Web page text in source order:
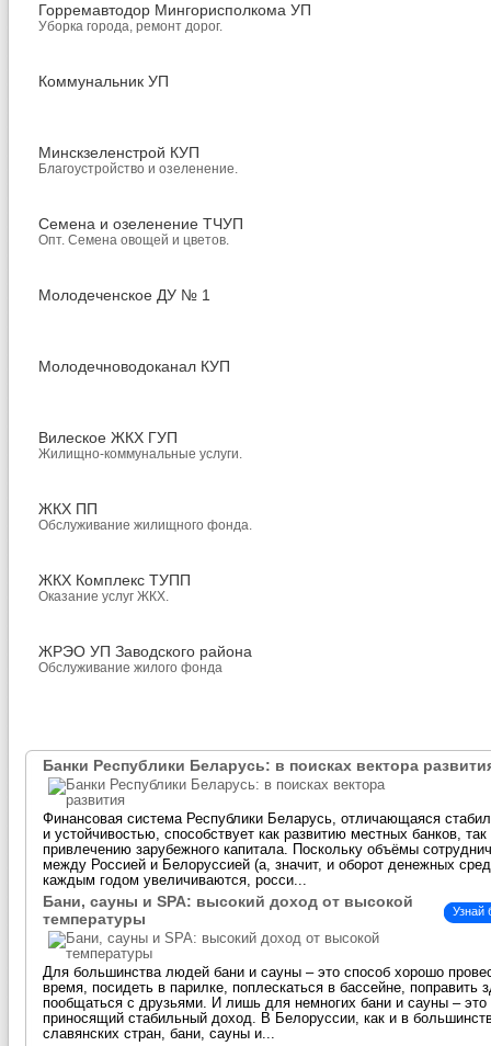
Горремавтодор Мингорисполкома УП
Уборка города, ремонт дорог.
Коммунальник УП
Минскзеленстрой КУП
Благоустройство и озеленение.
Семена и озеленение ТЧУП
Опт. Семена овощей и цветов.
Молодеченское ДУ № 1
Молодечноводоканал КУП
Вилеское ЖКХ ГУП
Жилищно-коммунальные услуги.
ЖКХ ПП
Обслуживание жилищного фонда.
ЖКХ Комплекс ТУПП
Оказание услуг ЖКХ.
ЖРЭО УП Заводского района
Обслуживание жилого фонда
Банки Республики Беларусь: в поисках вектора
Финансовая система Республики Беларусь, отличающаяся
и устойчивостью, способствует как развитию местных банков, так
привлечению зарубежного капитала. Поскольку объёмы
между Россией и Белоруссией (а, значит, и оборот денежных
каждым годом увеличиваются, росси...
Узнай
Бани, сауны и SPA: высокий доход от высокой
температуры
Для большинства людей бани и сауны – это способ хорошо
время, посидеть в парилке, поплескаться в бассейне, поправить
пообщаться с друзьями. И лишь для немногих бани и сауны – это
приносящий стабильный доход. В Белоруссии, как и в
славянских стран, бани, сауны и...